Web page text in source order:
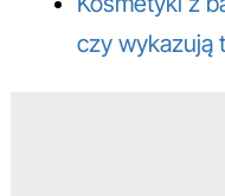
czy wykazują